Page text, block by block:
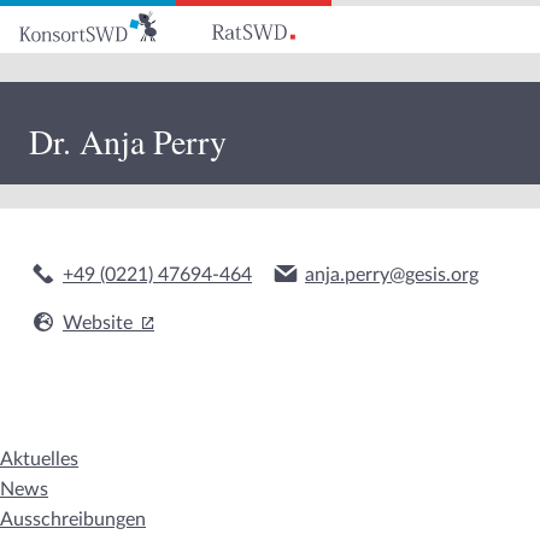
Hauptinhalt
Dr. Anja Perry
+49 (0221) 47694-464 anja.perry@gesis.org
Website
Aktuelles
News
Ausschreibungen